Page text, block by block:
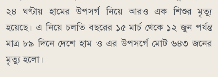
২৪ ঘণ্টায় হামের উপসর্গ নিয়ে আরও এক শিশুর মৃত্যু
হয়েছে। এ নিয়ে চলতি বছরের ১৫ মার্চ থেকে ১২ জুন পর্যন্ত
মাত্র ৮৯ দিনে দেশে হাম ও এর উপসর্গে মোট ৬৪৩ জনের
মৃত্যু হলো।